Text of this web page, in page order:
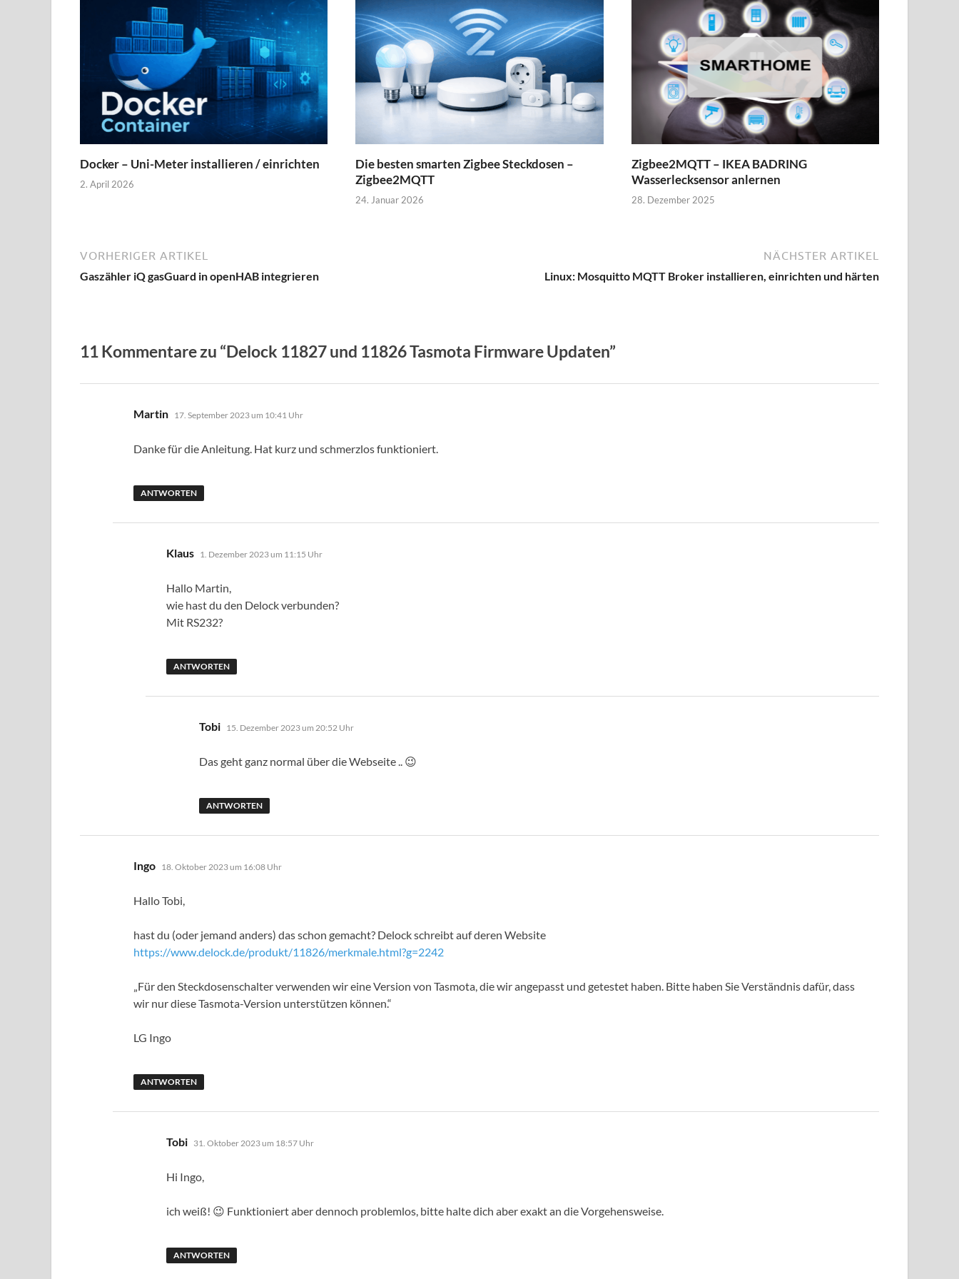
Docker – Uni-Meter installieren / einrichten
2. April 2026
Die besten smarten Zigbee Steckdosen –
Zigbee2MQTT
24. Januar 2026
Zigbee2MQTT – IKEA BADRING
Wasserlecksensor anlernen
28. Dezember 2025
VORHERIGER ARTIKEL
Gaszähler iQ gasGuard in openHAB integrieren
NÄCHSTER ARTIKEL
Linux: Mosquitto MQTT Broker installieren, einrichten und härten
11 Kommentare zu “Delock 11827 und 11826 Tasmota Firmware Updaten”
Martin sagt:
17. September 2023 um 10:41 Uhr
Danke für die Anleitung. Hat kurz und schmerzlos funktioniert.
ANTWORTEN
Klaus sagt:
1. Dezember 2023 um 11:15 Uhr
Hallo Martin,
wie hast du den Delock verbunden?
Mit RS232?
ANTWORTEN
Tobi sagt:
15. Dezember 2023 um 20:52 Uhr
Das geht ganz normal über die Webseite .. 😉
ANTWORTEN
Ingo sagt:
18. Oktober 2023 um 16:08 Uhr
Hallo Tobi,
hast du (oder jemand anders) das schon gemacht? Delock schreibt auf deren Website
https://www.delock.de/produkt/11826/merkmale.html?g=2242
„Für den Steckdosenschalter verwenden wir eine Version von Tasmota, die wir angepasst und getestet haben. Bitte haben Sie Verständnis dafür, dass
wir nur diese Tasmota-Version unterstützen können.“
LG Ingo
ANTWORTEN
Tobi sagt:
31. Oktober 2023 um 18:57 Uhr
Hi Ingo,
ich weiß! 😉 Funktioniert aber dennoch problemlos, bitte halte dich aber exakt an die Vorgehensweise.
ANTWORTEN